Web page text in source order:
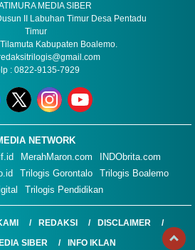
MEDIA SIBER
II Labuhan Timur Desa Pentadu
Timur
Kabupaten Boalemo.
: 0822-9135-7929
NETWORK
MerahMaron.com
INDObrita.com
Trilogis Gorontalo
Trilogis Boalemo
Trilogis Pendidikan
REDAKSI
DISCLAIMER
SIBER
INFO IKLAN